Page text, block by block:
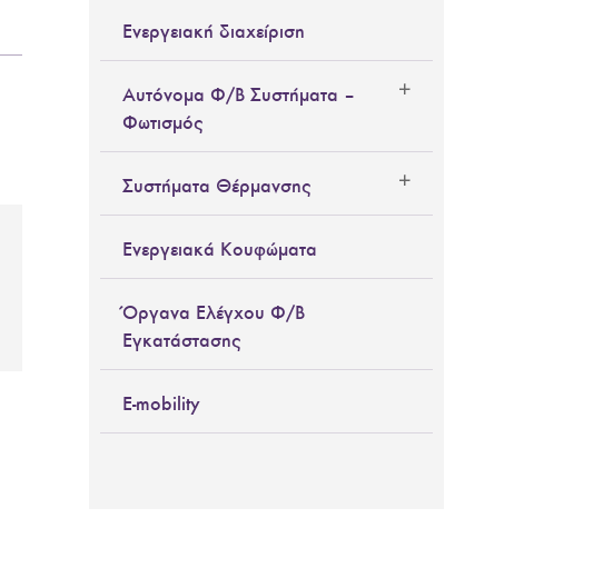
Ενεργειακή διαχείριση
Αυτόνομα Φ/Β Συστήματα –
Φωτισμός
Συστήματα Θέρμανσης
Ενεργειακά Κουφώματα
Όργανα Ελέγχου Φ/Β
Εγκατάστασης
E-mobility